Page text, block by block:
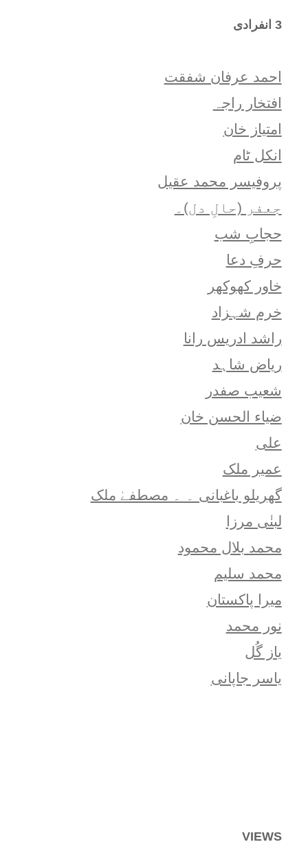
3 انفرادی
احمد عرفان شفقت
افتخار راجہ
امتياز خان
انکل ٹام
پروفیسر محمد عقیل
جعفر (حالِ دل)۔
حجابِ شب
حرفِ دعا
خاور کھوکھر
خرم شہزاد
راشد ادریس رانا
ریاض شاہد
شعيب صفدر
ضیاء الحسن خان
علی
عمیر ملک
گھریلو باغبانی ۔ ۔ مصطفےٰ ملک
لبنٰی مرزا
محمد بلال محمود
محمد سلیم
میرا پاکستان
نور محمد
یاز گُل
یاسر جاپانی
VIEWS